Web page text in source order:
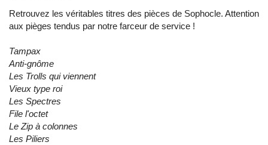
Retrouvez les véritables titres des pièces de Sophocle. Attention
aux pièges tendus par notre farceur de service !
Tampax
Anti-gnôme
Les Trolls qui viennent
Vieux type roi
Les Spectres
File l'octet
Le Zip à colonnes
Les Piliers